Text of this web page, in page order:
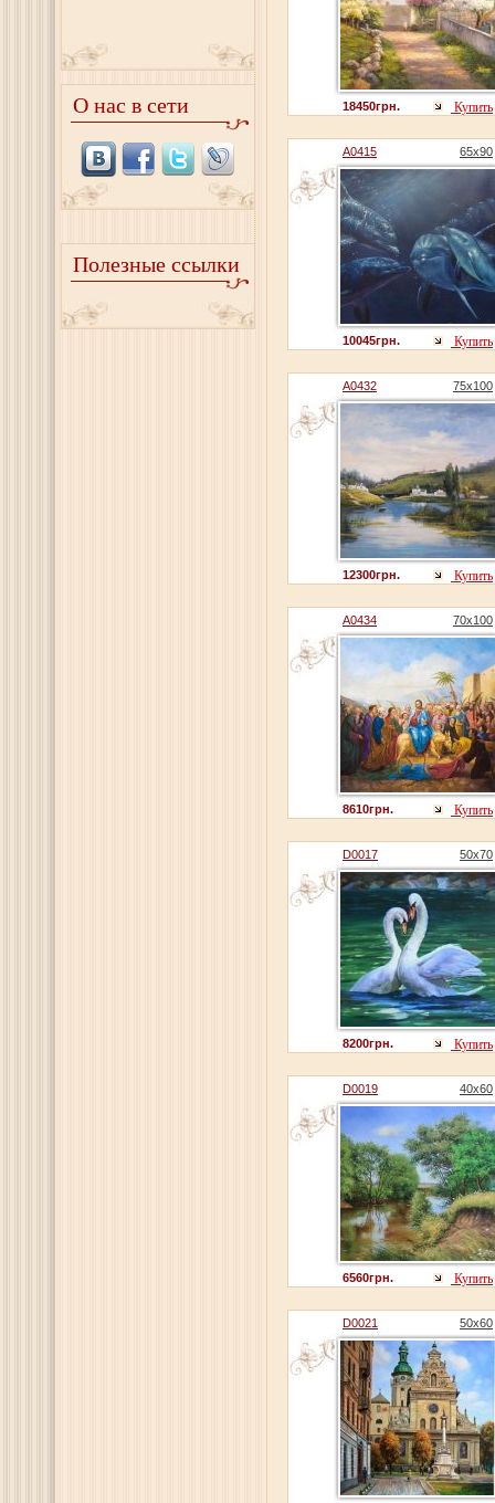
О нас в сети
Полезные ссылки
18450грн. Купить
A0415 65x90
10045грн. Купить
A0432 75x100
12300грн. Купить
A0434 70x100
8610грн. Купить
D0017 50x70
8200грн. Купить
D0019 40x60
6560грн. Купить
D0021 50x60